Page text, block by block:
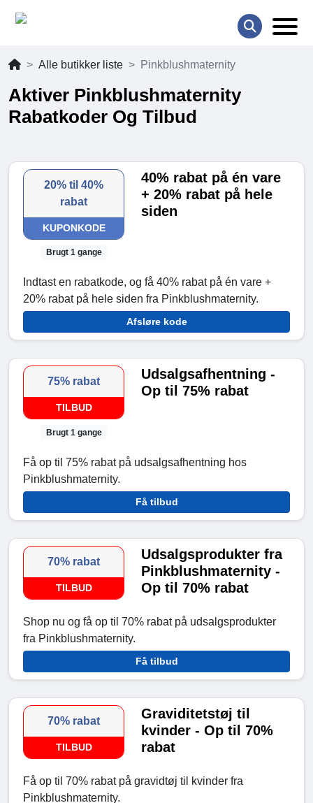
Alle butikker liste Pinkblushmaternity
Aktiver Pinkblushmaternity
Rabatkoder Og Tilbud
20% til 40%
rabat
KUPONKODE
Brugt 1 gange
40% rabat på én vare
+ 20% rabat på hele
siden
Indtast en rabatkode, og få 40% rabat på én vare +
20% rabat på hele siden fra Pinkblushmaternity.
Afsløre kode
75% rabat
TILBUD
Brugt 1 gange
Udsalgsafhentning -
Op til 75% rabat
Få op til 75% rabat på udsalgsafhentning hos
Pinkblushmaternity.
Få tilbud
70% rabat
TILBUD
Udsalgsprodukter fra
Pinkblushmaternity -
Op til 70% rabat
Shop nu og få op til 70% rabat på udsalgsprodukter
fra Pinkblushmaternity.
Få tilbud
70% rabat
TILBUD
Graviditetstøj til
kvinder - Op til 70%
rabat
Få op til 70% rabat på gravidtøj til kvinder fra
Pinkblushmaternity.